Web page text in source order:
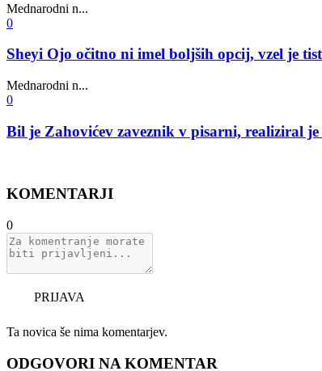
Mednarodni n...
0
Sheyi Ojo očitno ni imel boljših opcij, vzel je
Mednarodni n...
0
Bil je Zahovićev zaveznik v pisarni, realiziral
KOMENTARJI
0
PRIJAVA
Ta novica še nima komentarjev.
ODGOVORI NA KOMENTAR